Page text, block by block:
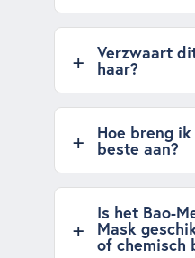
Verzwaart
haar?
Hoe breng
beste aan?
Is het Bao-
Mask
of chemisch